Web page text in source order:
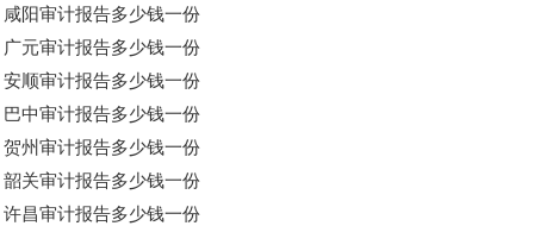
咸阳审计报告多少钱一份
广元审计报告多少钱一份
安顺审计报告多少钱一份
巴中审计报告多少钱一份
贺州审计报告多少钱一份
韶关审计报告多少钱一份
许昌审计报告多少钱一份